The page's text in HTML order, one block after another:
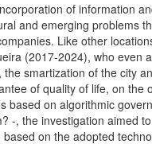
of information
and emerging problems
Like other
(2017-2024), who even
smartization of the city
of quality of life, on the
based on algorithmic
-, the investigation aimed
on the adopted